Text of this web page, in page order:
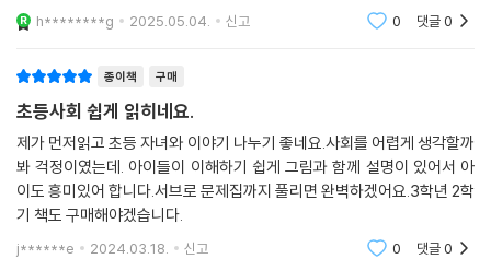
교과서 개발에 참여한 현직 교사가 모든 것을 처음 배우는 학생들에게 수
했다. 그래서 개념의 정의만 정제하여 서술한 교과서의 한계를 누구보다
잘 알고 있다. 이러한 한계에서 오는 학생들의 어려움을 해소하기 위해 필
자들은 학생 스스로 배경지식을 통해 개념을 이해할 수 있도록 분량 제한
때문에 교과서에는 담지 못한 개념의 배경을 자세히 설명했다. 특히 교실
에서 아이들에게 실제 수업하듯이 차근차근 핵심 내용들을 안내하고 있다.
h********g 2025.05.04. 신고 0 댓글0
종이책 구매
초등사회 쉽게 읽히네요.
제가 먼저읽고 초등 자녀와 이야기 나누기 좋네요.사회를 어렵게 생각할까
봐 걱정이였는데. 아이들이 이해하기 쉽게 그림과 함께 설명이 있어서 아
이도 흥미있어 합니다.서브로 문제집까지 풀리면 완벽하겠어요.3학년 2학
기 책도 구매해야겠습니다.
j******e 2024.03.18. 신고 0 댓글0